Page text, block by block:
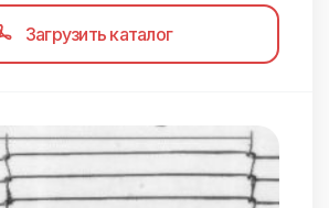
Загрузить каталог